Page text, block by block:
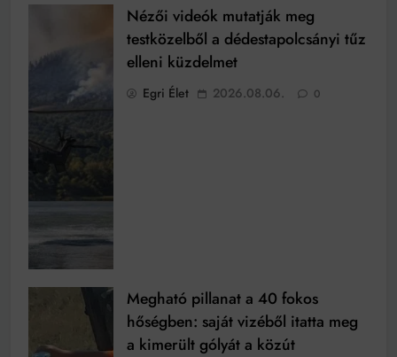
Nézői videók mutatják meg
testközelből a dédestapolcsányi tűz
elleni küzdelmet
Egri Élet 2026.08.06. 0
Megható pillanat a 40 fokos
hőségben: saját vizéből itatta meg
a kimerült gólyát a közút